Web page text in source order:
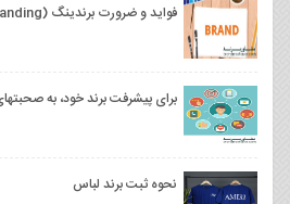
فواید و ضرورت برندینگ (Branding) چیست؟
برای پیشرفت برند خود، به
نحوه ثبت برند لباس